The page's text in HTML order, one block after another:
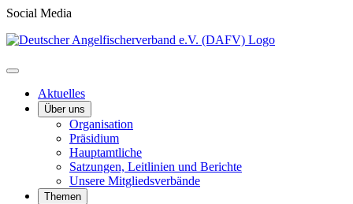
Social Media
Aktuelles
Über uns
Organisation
Präsidium
Hauptamtliche
Satzungen, Leitlinien und Berichte
Unsere Mitgliedsverbände
Themen